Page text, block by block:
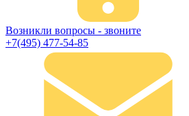
Возникли вопросы - звоните
+7(495) 477-54-85